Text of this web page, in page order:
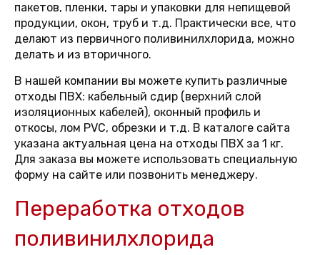
пакетов, пленки, тары и упаковки для непищевой
продукции, окон, труб и т.д. Практически все, что
делают из первичного поливинилхлорида, можно
делать и из вторичного.
В нашей компании вы можете купить различные
отходы ПВХ: кабельный сдир (верхний слой
изоляционных кабелей), оконный профиль и
откосы, лом PVC, обрезки и т.д. В каталоге сайта
указана актуальная цена на отходы ПВХ за 1 кг.
Для заказа вы можете использовать специальную
форму на сайте или позвонить менеджеру.
Переработка отходов
поливинилхлорида